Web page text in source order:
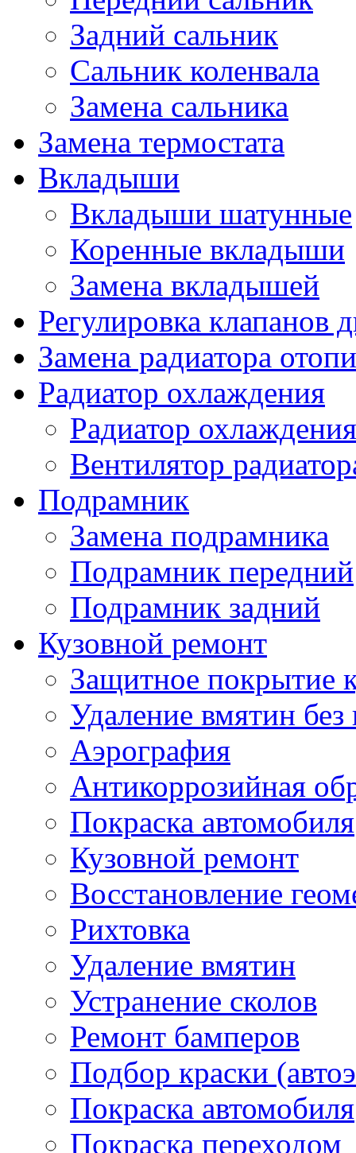
Задний сальник
Сальник коленвала
Замена сальника
Замена термостата
Вкладыши
Вкладыши шатунные
Коренные вкладыши
Замена вкладышей
Регулировка клапанов
Замена радиатора
Радиатор охлаждения
Радиатор
Вентилятор
Подрамник
Замена подрамника
Подрамник передний
Подрамник задний
Кузовной ремонт
Защитное покрытие
Удаление вмятин без
Аэрография
Антикоррозийная
Покраска автомобиля
Кузовной ремонт
Восстановление
Рихтовка
Удаление вмятин
Устранение сколов
Ремонт бамперов
Подбор краски
Покраска автомобиля
Покраска переходом